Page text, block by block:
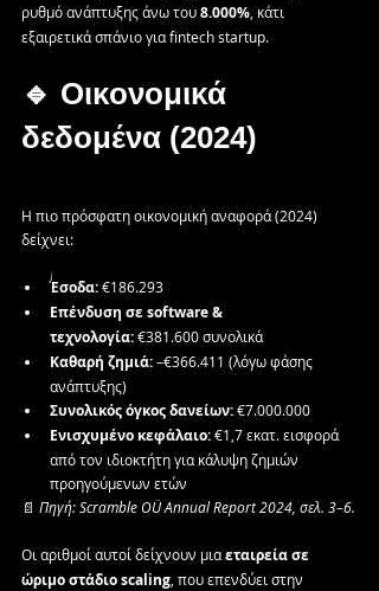
ρυθμό ανάπτυξης άνω του 8.000% , κάτι
εξαιρετικά σπάνιο για fintech startup.
🔹 Οικονομικά
δεδομένα (2024)
Η πιο πρόσφατη οικονομική αναφορά (2024)
δείχνει:
Έσοδα: €186.293
Επένδυση σε software &
τεχνολογία: €381.600 συνολικά
Καθαρή ζημιά: –€366.411 (λόγω φάσης
ανάπτυξης)
Συνολικός όγκος δανείων: €7.000.000
Ενισχυμένο κεφάλαιο: €1,7 εκατ. εισφορά
από τον ιδιοκτήτη για κάλυψη ζημιών
προηγούμενων ετών
📄 Πηγή: Scramble OÜ Annual Report 2024, σελ. 3–6.
Οι αριθμοί αυτοί δείχνουν μια εταιρεία σε
ώριμο στάδιο scaling , που επενδύει στην